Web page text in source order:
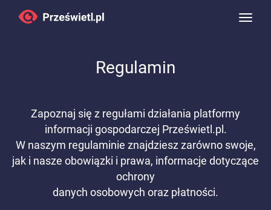
Toggle
Regulamin
Zapoznaj się z regułami działania platformy
informacji gospodarczej Prześwietl.pl.
W naszym regulaminie znajdziesz zarówno swoje,
jak i nasze obowiązki i prawa, informacje dotyczące
ochrony
danych osobowych oraz płatności.